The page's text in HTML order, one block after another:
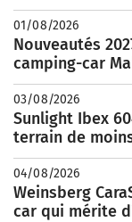
01/08/2026
Nouveautés
camping-car
03/08/2026
Sunlight Ibex
terrain de
04/08/2026
Weinsberg
car qui mérite